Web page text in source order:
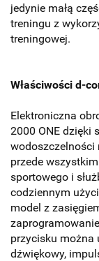
jedynie małą
treningu z
treningowej.
Właściwości d-
Elektroniczna
2000 ONE dzięki
wodoszczelności
przede
sportowego i
codziennym
model z
przycisku można
dźwiękowy,